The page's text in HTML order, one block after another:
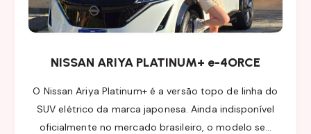
NISSAN ARIYA PLATINUM+ e-4ORCE
O Nissan Ariya Platinum+ é a versão topo de linha do
SUV elétrico da marca japonesa. Ainda indisponível
oficialmente no mercado brasileiro, o modelo se…